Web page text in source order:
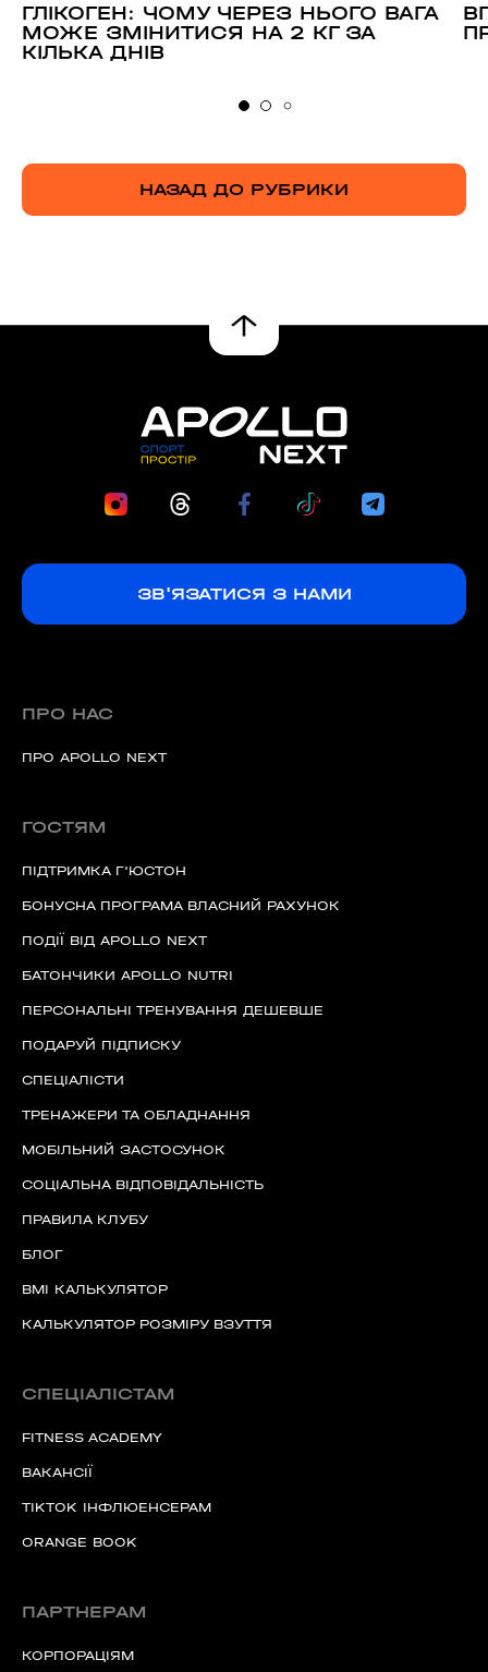
ГЛІКОГЕН: ЧОМУ ЧЕРЕЗ НЬОГО ВАГА
МОЖЕ ЗМІНИТИСЯ НА 2 КГ ЗА
КІЛЬКА ДНІВ
НАЗАД ДО РУБРИКИ
ЗВ'ЯЗАТИСЯ З НАМИ
ПРО НАС
ПРО APOLLO NEXT
ГОСТЯМ
ПІДТРИМКА Г'ЮСТОН
БОНУСНА ПРОГРАМА ВЛАСНИЙ РАХУНОК
ПОДІЇ ВІД APOLLO NEXT
БАТОНЧИКИ APOLLO NUTRI
ПЕРСОНАЛЬНІ ТРЕНУВАННЯ ДЕШЕВШЕ
ПОДАРУЙ ПІДПИСКУ
СПЕЦІАЛІСТИ
ТРЕНАЖЕРИ ТА ОБЛАДНАННЯ
МОБІЛЬНИЙ ЗАСТОСУНОК
СОЦІАЛЬНА ВІДПОВІДАЛЬНІСТЬ
ПРАВИЛА КЛУБУ
БЛОГ
BMI КАЛЬКУЛЯТОР
КАЛЬКУЛЯТОР РОЗМІРУ ВЗУТТЯ
СПЕЦІАЛІСТАМ
FITNESS ACADEMY
ВАКАНСІЇ
TIKTOK ІНФЛЮЕНСЕРАМ
ORANGE BOOK
ПАРТНЕРАМ
КОРПОРАЦІЯМ